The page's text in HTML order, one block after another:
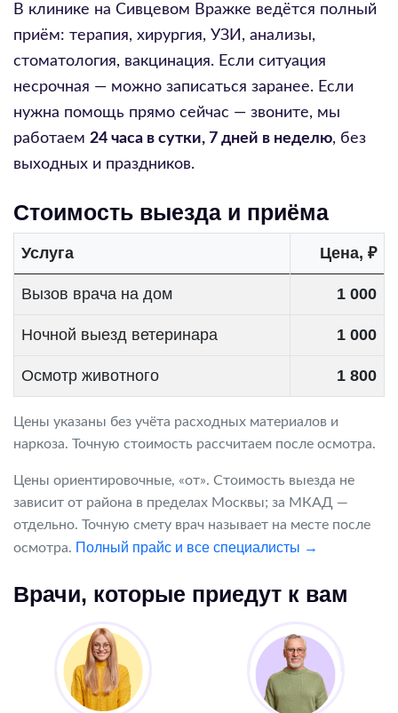
В клинике на Сивцевом Вражке ведётся полный
приём: терапия, хирургия, УЗИ, анализы,
стоматология, вакцинация. Если ситуация
несрочная — можно записаться заранее. Если
нужна помощь прямо сейчас — звоните, мы
работаем 24 часа в сутки, 7 дней в неделю, без
выходных и праздников.
Стоимость выезда и приёма
Услуга Цена, ₽
Вызов врача на дом 1 000
Ночной выезд ветеринара 1 000
Осмотр животного 1 800
Цены указаны без учёта расходных материалов и
наркоза. Точную стоимость рассчитаем после осмотра.
Цены ориентировочные, «от». Стоимость выезда не
зависит от района в пределах Москвы; за МКАД —
отдельно. Точную смету врач называет на месте после
осмотра. Полный прайс и все специалисты →
Врачи, которые приедут к вам